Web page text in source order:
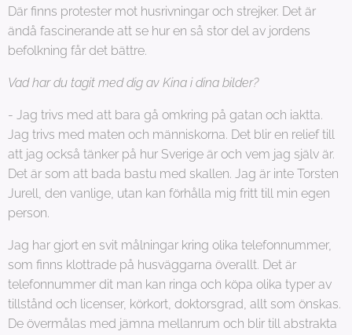
Där finns protester mot husrivningar och strejker. Det är
ändå fascinerande att se hur en så stor del av jordens
befolkning får det bättre.
Vad har du tagit med dig av Kina i dina bilder?
- Jag trivs med att bara gå omkring på gatan och iaktta.
Jag trivs med maten och människorna. Det blir en relief till
att jag också tänker på hur Sverige är och vem jag själv är.
Det är som att bada bastu med skallen. Jag är inte Torsten
Jurell, den vanlige, utan kan förhålla mig fritt till min egen
person.
Jag har gjort en svit målningar kring olika telefonnummer,
som finns klottrade på husväggarna överallt. Det är
telefonnummer dit man kan ringa och köpa olika typer av
tillstånd och licenser, körkort, doktorsgrad, allt som önskas.
De övermålas med jämna mellanrum och blir till abstrakta